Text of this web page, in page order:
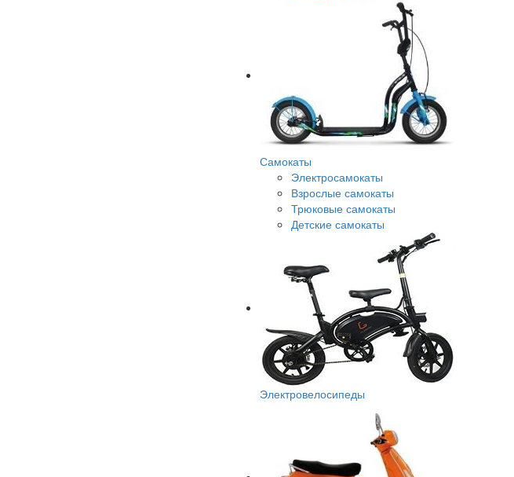
Самокаты
Электросамокаты
Взрослые самокаты
Трюковые самокаты
Детские самокаты
Электровелосипеды